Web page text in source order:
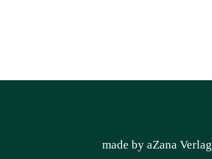
made by aZana Verlag